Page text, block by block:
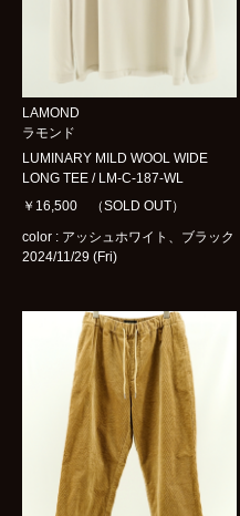
LAMOND
ラモンド
LUMINARY MILD WOOL WIDE
LONG TEE / LM-C-187-WL
￥16,500 （SOLD OUT）
color : アッシュホワイト、ブラック
2024/11/29 (Fri)